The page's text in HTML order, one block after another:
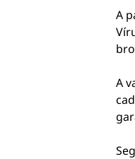
A
A